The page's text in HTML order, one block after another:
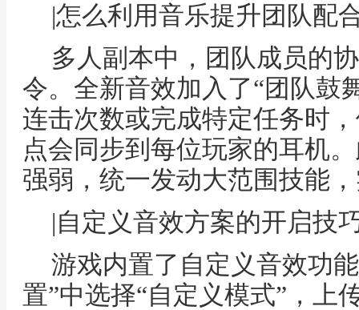
|怎么利用音乐提升团队配
多人副本中，团队成员的
令。全新音效加入了“团队鼓
连击次数或完成特定任务时
点会同步到每位玩家的耳机
强弱，统一发动大范围技能
|自定义音效方案的开启技
游戏内置了自定义音效功
置”中选择“自定义模式”，上